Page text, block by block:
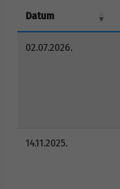
Datum
02.07.2026.
14.11.2025.